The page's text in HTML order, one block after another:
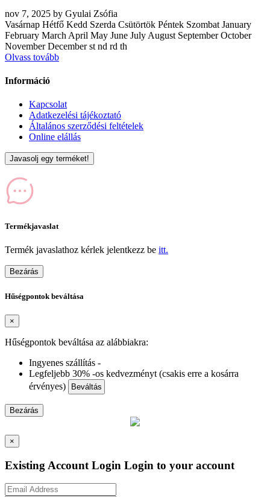
nov 7, 2025 by Gyulai Zsófia
Vasárnap Hétfő Kedd Szerda Csütörtök Péntek Szombat January
February March April May June July August September October
November December st nd rd th
Olvass tovább
Információ
Kapcsolat
Adatkezelési tájékoztató
Általános szerződési feltételek
Online elállás
Javasolj egy terméket!
Termékjavaslat
Termék javaslathoz kérlek jelentkezz be itt.
Bezárás
Hűségpontok beváltása
×
Hűségpontok beváltása az alábbiakra:
Ingyenes szállítás -
Legfeljebb 30% -os kedvezményt (csakis erre a kosárra
érvényes)
Beváltás
Bezárás
×
Existing Account Login Login to your account